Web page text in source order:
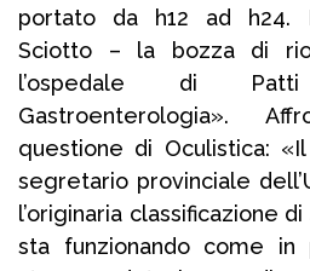
portato da h12 ad h24.
Sciotto – la bozza di
l’ospedale di
Gastroenterologia».
questione di Oculistica:
segretario provinciale
l’originaria classificazione
sta funzionando come in